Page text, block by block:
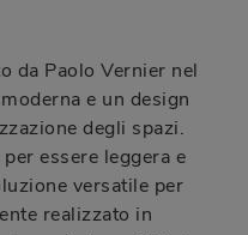
da Paolo Vernier nel
e un design
degli spazi.
essere leggera e
versatile per
realizzato in